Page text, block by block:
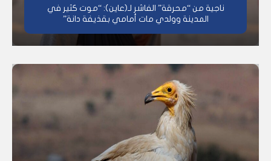
ناجية من “محرقة” الفاشر لـ(عاين): “موت كثير في
المدينة وولدي مات أمامي بقذيفة دانة”